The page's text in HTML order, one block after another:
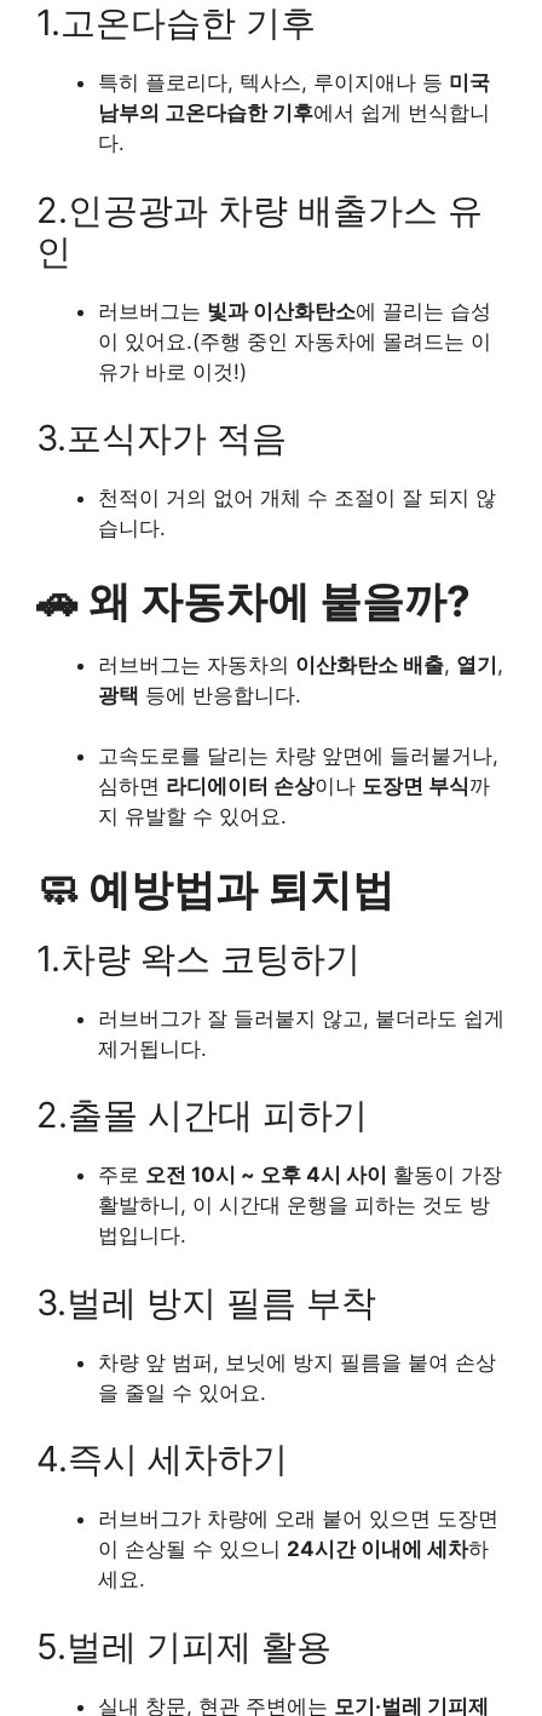
1.고온다습한 기후
특히 플로리다, 텍사스, 루이지애나 등 미국
남부의 고온다습한 기후에서 쉽게 번식합니
다.
2.인공광과 차량 배출가스 유
인
러브버그는 빛과 이산화탄소에 끌리는 습성
이 있어요.(주행 중인 자동차에 몰려드는 이
유가 바로 이것!)
3.포식자가 적음
천적이 거의 없어 개체 수 조절이 잘 되지 않
습니다.
🚗 왜 자동차에 붙을까?
러브버그는 자동차의 이산화탄소 배출, 열기,
광택 등에 반응합니다.
고속도로를 달리는 차량 앞면에 들러붙거나,
심하면 라디에이터 손상이나 도장면 부식까
지 유발할 수 있어요.
🧼 예방법과 퇴치법
1.차량 왁스 코팅하기
러브버그가 잘 들러붙지 않고, 붙더라도 쉽게
제거됩니다.
2.출몰 시간대 피하기
주로 오전 10시 ~ 오후 4시 사이
활동이 가장
활발하니, 이 시간대 운행을 피하는 것도 방
법입니다.
3.벌레 방지 필름 부착
차량 앞 범퍼, 보닛에 방지 필름을 붙여 손상
을 줄일 수 있어요.
4.즉시 세차하기
러브버그가 차량에 오래 붙어 있으면 도장면
이 손상될 수 있으니 24시간 이내에 세차하
세요.
5.벌레 기피제 활용
실내 창문, 현관 주변에는 모기·벌레 기피제